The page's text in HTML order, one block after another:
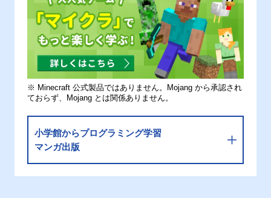
※ Minecraft 公式製品ではありません。Mojang から承認され
ておらず、Mojang とは関係ありません。
小学館からプログラミング学習
マンガ出版